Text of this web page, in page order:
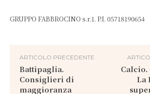
GRUPPO FABBROCINO s.r.1. P.I. 05718190654
ARTICOLO PRECEDENTE
Battipaglia.
Consiglieri di
maggioranza
Calcio.
La